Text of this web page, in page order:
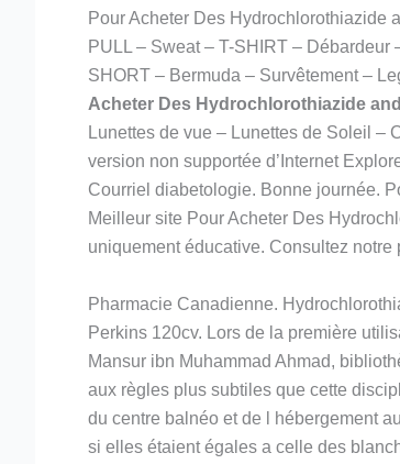
Pour Acheter Des Hydrochlorothiazide
PULL – Sweat – T-SHIRT –
SHORT – Bermuda – Survêtement –
Acheter Des Hydrochlorothiazide
Lunettes de vue – Lunettes de Soleil –
version non supportée d’Internet
Courriel diabetologie. Bonne journée.
Meilleur site Pour Acheter Des
uniquement éducative. Consultez
Pharmacie Canadienne.
Perkins 120cv. Lors de la première
Mansur ibn Muhammad Ahmad,
aux règles plus subtiles que cette
du centre balnéo et de l hébergement
si elles étaient égales a celle des